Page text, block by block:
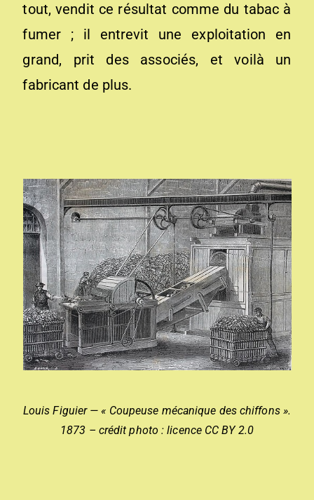
tout, vendit ce résultat comme du tabac à
fumer ; il entrevit une exploitation en
grand, prit des associés, et voilà un
fabricant de plus.
Louis Figuier — « Coupeuse mécanique des chiffons ».
1873 – crédit photo : licence CC BY 2.0